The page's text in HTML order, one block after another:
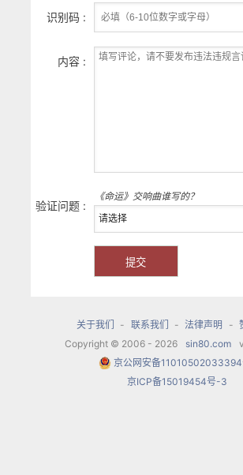
识别码 :
内容 :
验证问题 :
《命运》交响曲谁写的？
关于我们 - 联系我们 - 法律声明 -
Copyright © 2006 - 2026
sin80.com
京公网安备11010502033394
京ICP备15019454号-3